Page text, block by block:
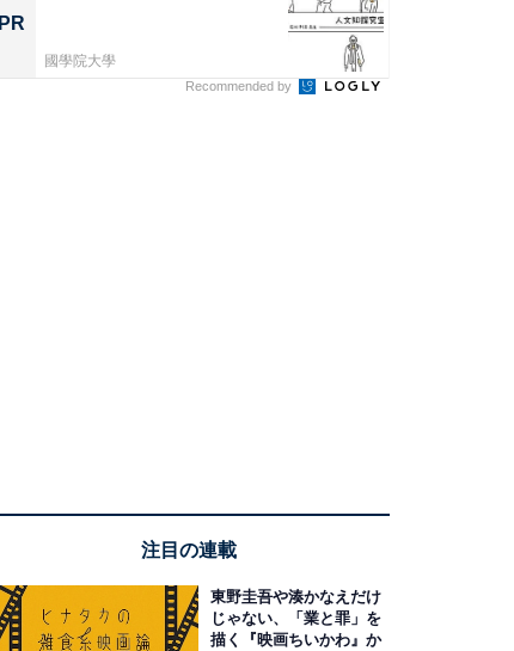
PR
國學院大學
Recommended by
注目の連載
東野圭吾や湊かなえだけ
じゃない、「業と罪」を
描く『映画ちいかわ』か